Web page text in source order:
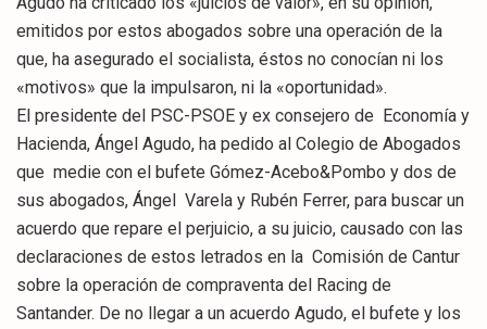
emitidos por estos abogados sobre una operación de la
que, ha asegurado el socialista, éstos no conocían ni los
«motivos» que la impulsaron, ni la «oportunidad».
El presidente del PSC-PSOE y ex consejero de Economía y
Hacienda, Ángel Agudo, ha pedido al Colegio de Abogados
que medie con el bufete Gómez-Acebo&Pombo y dos de
sus abogados, Ángel Varela y Rubén Ferrer, para buscar un
acuerdo que repare el perjuicio, a su juicio, causado con las
declaraciones de estos letrados en la Comisión de Cantur
sobre la operación de compraventa del Racing de
Santander. De no llegar a un acuerdo Agudo, el bufete y los